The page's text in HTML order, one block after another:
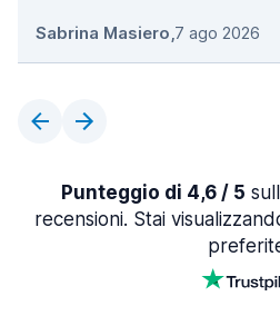
Sabrina Masiero,7 ago 2026
Punteggio di 4,6 / 5
recensioni. Stai